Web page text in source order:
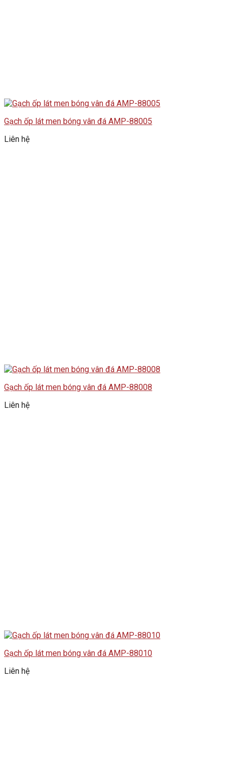
Gạch ốp lát men bóng vân đá AMP-88005
Liên hệ
Gạch ốp lát men bóng vân đá AMP-88008
Liên hệ
Gạch ốp lát men bóng vân đá AMP-88010
Liên hệ